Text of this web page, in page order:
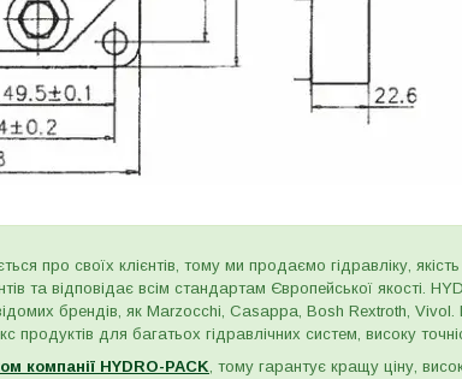
про своїх клієнтів, тому ми продаємо гідравліку,
та відповідає всім стандартам Європейської якості.
брендів, як Marzocchi, Casappa, Bosh Rextroth, Vivol.
продуктів для багатьох гідравлічних систем, високу
компанії HYDRO-PACK, тому гарантує кращу ціну,